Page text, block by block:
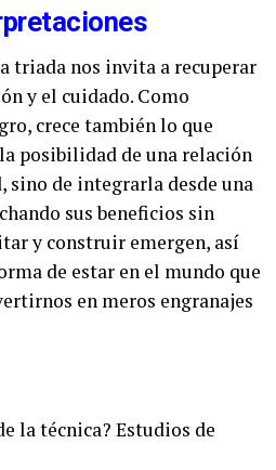
triada nos invita a recuperar
y el cuidado. Como
crece también lo que
posibilidad de una relación
sino de integrarla desde una
sus beneficios sin
y construir emergen, así
de estar en el mundo que
en meros engranajes
la técnica? Estudios de